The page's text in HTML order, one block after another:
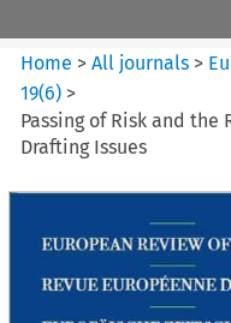
Home >All journals >
19(6) >
Passing of Risk and the
Drafting Issues